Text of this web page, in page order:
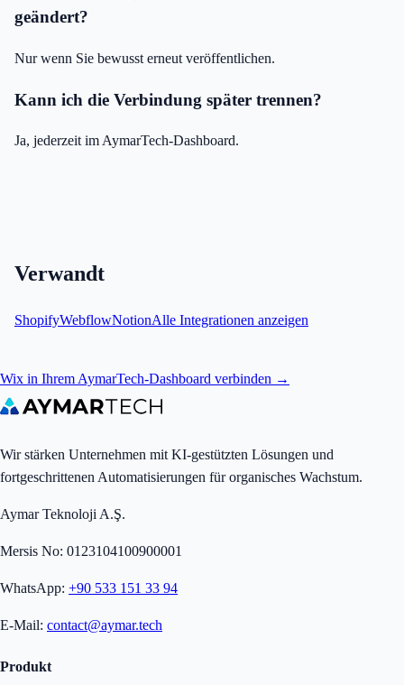
geändert?
Nur wenn Sie bewusst erneut veröffentlichen.
Kann ich die Verbindung später trennen?
Ja, jederzeit im AymarTech-Dashboard.
Verwandt
ShopifyWebflowNotionAlle Integrationen anzeigen
Wix in Ihrem AymarTech-Dashboard verbinden →
Wir stärken Unternehmen mit KI-gestützten Lösungen und
fortgeschrittenen Automatisierungen für organisches Wachstum.
Aymar Teknoloji A.Ş.
Mersis No: 0123104100900001
WhatsApp: +90 533 151 33 94
E-Mail: contact@aymar.tech
Produkt